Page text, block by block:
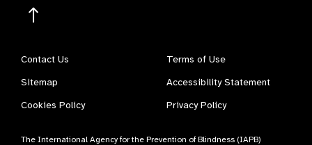
Contact Us
Terms of Use
Sitemap
Accessibility Statement
Cookies Policy
Privacy Policy
The International Agency for the Prevention of Blindness (IAPB)